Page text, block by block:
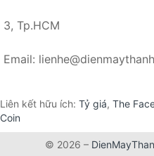
3, Tp.HCM
Email:
Liên kết hữu ích: Tỷ giá, The
Coin
© 2026 –